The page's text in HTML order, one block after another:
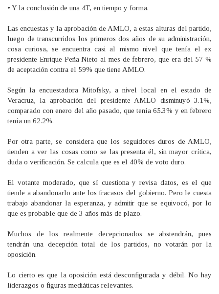
• Y la conclusión de una 4T, en tiempo y forma.
Las encuestas y la aprobación de AMLO, a estas alturas del partido,
luego de transcurridos los primeros dos años de su administración,
cosa curiosa, se encuentra casi al mismo nivel que tenía el ex
presidente Enrique Peña Nieto al mes de febrero, que era del 57 %
de aceptación contra el 59% que tiene AMLO.
Según la encuestadora Mitofsky, a nivel local en el estado de
Veracruz, la aprobación del presidente AMLO disminuyó 3.1%,
comparado con enero del año pasado, que tenía 65.3% y en febrero
tenía un 62.2%.
Por otra parte, se considera que los seguidores duros de AMLO,
tienden a ver las cosas como se las presenta él, sin mayor crítica,
duda o verificación. Se calcula que es el 40% de voto duro.
El votante moderado, que sí cuestiona y revisa datos, es el que
tiende a abandonarlo ante los fracasos del gobierno. Pero le cuesta
trabajo abandonar la esperanza, y admitir que se equivocó, por lo
que es probable que de 3 años más de plazo.
Muchos de los realmente decepcionados se abstendrán, pues
tendrán una decepción total de los partidos, no votarán por la
oposición.
Lo cierto es que la oposición está desconfigurada y débil. No hay
liderazgos o figuras mediáticas relevantes.